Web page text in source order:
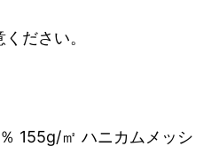
ださい。
155g/㎡ ハニカムメッシ